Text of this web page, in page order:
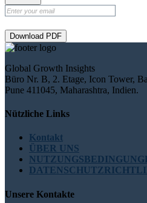
Download PDF
Global Growth Insights
Büro Nr. B, 2. Etage, Icon Tower,
Pune 411045, Maharashtra, Indien.
Nützliche Links
Kontakt
ÜBER UNS
Unsere Kontakte